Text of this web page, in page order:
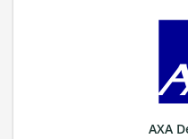
AXA